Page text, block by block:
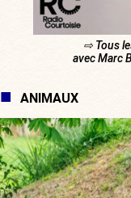
⇨ Tous
avec Marc
ANIMAUX